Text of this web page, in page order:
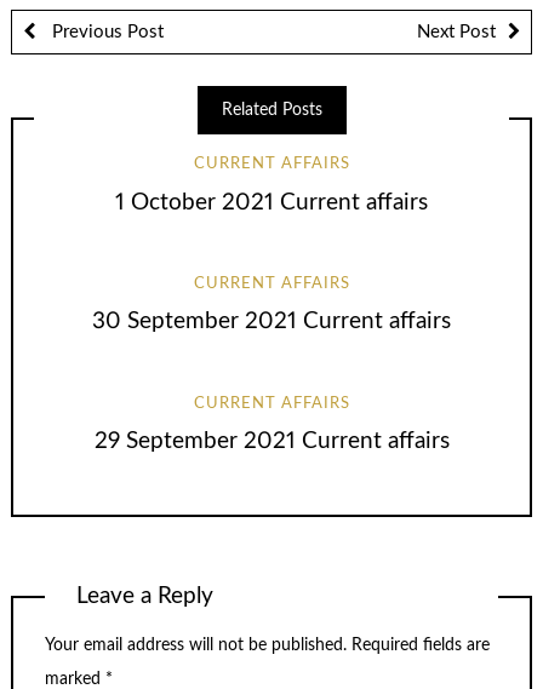
Previous Post Next Post
Related Posts
CURRENT AFFAIRS
1 October 2021 Current affairs
CURRENT AFFAIRS
30 September 2021 Current affairs
CURRENT AFFAIRS
29 September 2021 Current affairs
Leave a Reply
Your email address will not be published. Required fields are
marked *